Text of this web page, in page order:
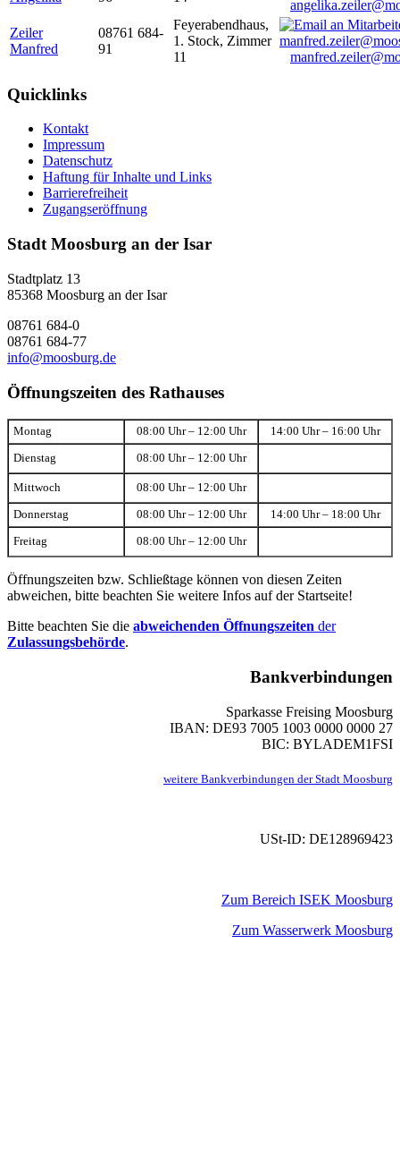
Zeiler
Manfred
08761 684-
91
Feyerabendhaus,
1. Stock, Zimmer
11
Quicklinks
Kontakt
Impressum
Datenschutz
Haftung für Inhalte und Links
Barrierefreiheit
Zugangseröffnung
Stadt Moosburg an der Isar
Stadtplatz 13
85368 Moosburg an der Isar
08761 684-0
08761 684-77
info@moosburg.de
Öffnungszeiten des Rathauses
Montag 08:00 Uhr – 12:00 Uhr 14:00 Uhr – 16:00 Uhr
Dienstag 08:00 Uhr – 12:00 Uhr
Mittwoch 08:00 Uhr – 12:00 Uhr
Donnerstag 08:00 Uhr – 12:00 Uhr 14:00 Uhr – 18:00 Uhr
Freitag 08:00 Uhr – 12:00 Uhr
Öffnungszeiten bzw. Schließtage können von diesen Zeiten
abweichen, bitte beachten Sie weitere Infos auf der Startseite!
Bitte beachten Sie die abweichenden Öffnungszeiten der
Zulassungsbehörde.
Bankverbindungen
Sparkasse Freising Moosburg
IBAN: DE93 7005 1003 0000 0000 27
BIC: BYLADEM1FSI
weitere Bankverbindungen der Stadt Moosburg
USt-ID: DE128969423
Zum Bereich ISEK Moosburg
Zum Wasserwerk Moosburg